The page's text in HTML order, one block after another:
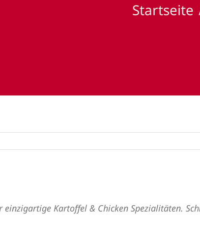
Startseite
einzigartige Kartoffel & Chicken Spezialitäten.